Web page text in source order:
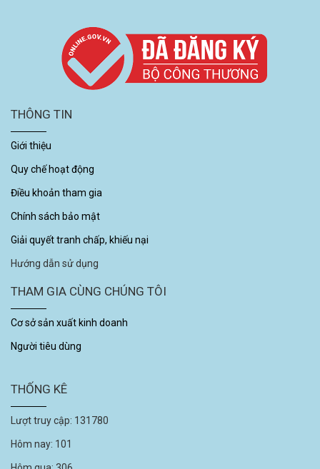
THÔNG TIN
Giới thiệu
Quy chế hoạt động
Điều khoản tham gia
Chính sách bảo mật
Giải quyết tranh chấp, khiếu nại
Hướng dẫn sử dụng
THAM GIA CÙNG CHÚNG TÔI
Cơ sở sản xuất kinh doanh
Người tiêu dùng
THỐNG KÊ
Lượt truy cập: 131780
Hôm nay: 101